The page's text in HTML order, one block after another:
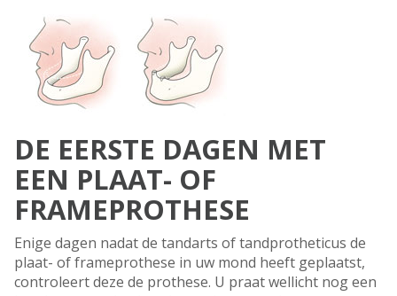
DE EERSTE DAGEN MET
EEN PLAAT- OF
FRAMEPROTHESE
Enige dagen nadat de tandarts of tandprotheticus de
plaat- of frameprothese in uw mond heeft geplaatst,
controleert deze de prothese. U praat wellicht nog een